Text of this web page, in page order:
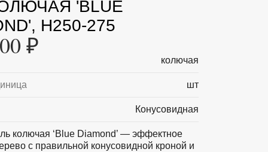
'BLUE
H250-275
₽
колючая
шт
Конусовидная
колючая ‘Blue Diamond’ — эффектное
с правильной конусовидной кроной и